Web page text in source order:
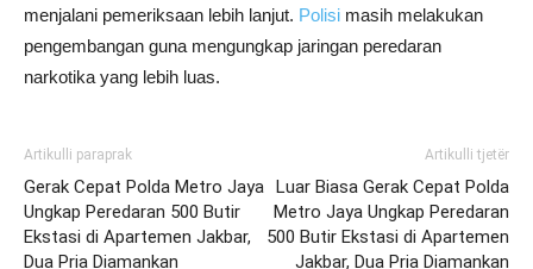
menjalani pemeriksaan lebih lanjut. Polisi masih melakukan
pengembangan guna mengungkap jaringan peredaran
narkotika yang lebih luas.
Artikulli paraprak
Gerak Cepat Polda Metro Jaya
Ungkap Peredaran 500 Butir
Ekstasi di Apartemen Jakbar,
Dua Pria Diamankan
Artikulli tjetër
Luar Biasa Gerak Cepat Polda
Metro Jaya Ungkap Peredaran
500 Butir Ekstasi di Apartemen
Jakbar, Dua Pria Diamankan